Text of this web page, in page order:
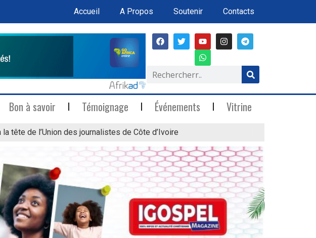
Accueil A Propos Soutenir Contacts
Bon à savoir Témoignage Événements Vitrine
tête de l’Union des journalistes de Côte d’Ivoire